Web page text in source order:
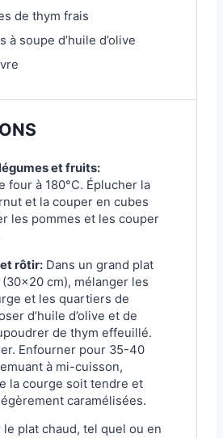
de thym frais
à soupe d’huile d’olive
et fruits:
four à 180°C. Éplucher la
et la couper en cubes
les pommes et les couper
rôtir:Dans un grand plat
cm), mélanger les
et les quartiers de
d’huile d’olive et de
de thym effeuillé.
Enfourner pour 35-40
à mi-cuisson,
la courge soit tendre et
caramélisées.
plat chaud, tel quel ou en